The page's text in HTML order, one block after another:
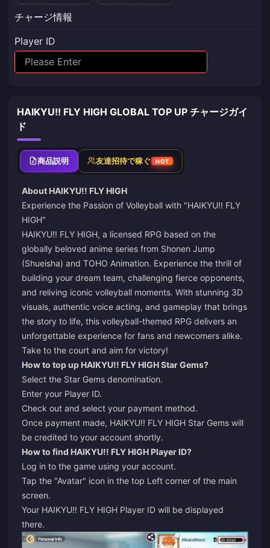
チャージ情報
Player ID
HAIKYU!! FLY HIGH GLOBAL TOP UP チャージガイ
ド
商品説明 友達招待で稼ぐ HOT
About HAIKYU!! FLY HIGH
Experience the Passion of Volleyball with "HAIKYU!! FLY
HIGH"
HAIKYU!! FLY HIGH, a licensed RPG based on the
globally beloved anime series from Shonen Jump
(Shueisha) and TOHO Animation. Experience the thrill of
building your dream team, challenging fierce opponents,
and reliving iconic volleyball moments. With stunning 3D
visuals, authentic voice acting, and gameplay that brings
the story to life, this volleyball-themed RPG delivers an
unforgettable experience for fans and newcomers alike.
Take to the court and aim for victory!
How to top up HAIKYU!! FLY HIGH Star Gems?
Select the Star Gems denomination.
Enter your Player ID.
Check out and select your payment method.
Once payment made, HAIKYU!! FLY HIGH Star Gems will
be credited to your account shortly.
How to find HAIKYU!! FLY HIGH Player ID?
Log in to the game using your account.
Tap the "Avatar" icon in the top Left corner of the main
screen.
Your HAIKYU!! FLY HIGH Player ID will be displayed
there.